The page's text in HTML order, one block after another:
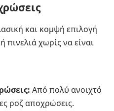
και κομψή επιλογή
χωρίς να είναι
Από πολύ ανοιχτό
ροζ αποχρώσεις.